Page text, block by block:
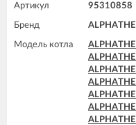
Артикул 95310858
Бренд
Модель котла